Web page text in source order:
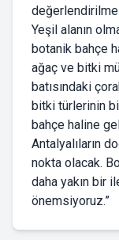
Yeşil alanın
botanik bahçe
ağaç ve bitki
batısındaki
bitki türlerinin
bahçe haline
Antalyalıların
nokta olacak.
daha yakın bir
önemsiyoruz.”